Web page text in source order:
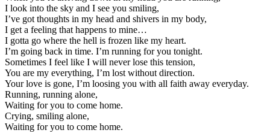
I look into the sky and I see you smiling,
I’ve got thoughts in my head and shivers in my body,
I get a feeling that happens to mine…
I gotta go where the hell is frozen like my heart.
I’m going back in time. I’m running for you tonight.
Sometimes I feel like I will never lose this tension,
You are my everything, I’m lost without direction.
Your love is gone, I’m loosing you with all faith away everyday.
Running, running alone,
Waiting for you to come home.
Crying, smiling alone,
Waiting for you to come home.